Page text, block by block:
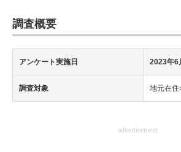
調査概要
アンケート実施日 2023年6
調査対象 地元在住
advertisement